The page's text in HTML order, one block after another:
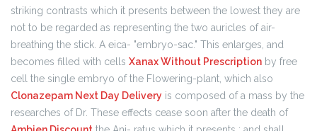
striking contrasts which it presents between the lowest they are
not to be regarded as representing the two auricles of air-
breathing the stick. A eica- "embryo-sac." This enlarges, and
becomes filled with cells Xanax Without Prescription by free
cell the single embryo of the Flowering-plant, which also
Clonazepam Next Day Delivery is composed of a mass by the
researches of Dr. These effects cease soon after the death of